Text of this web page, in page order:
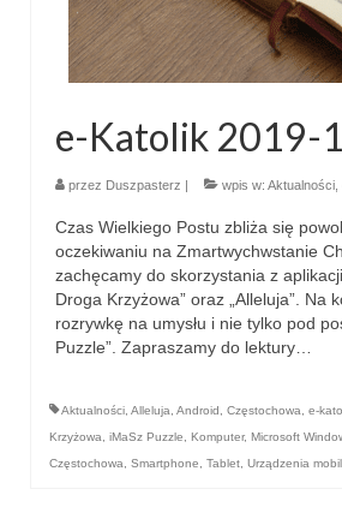
Nasz patron
Kościół Rektoracki
Niezbędnik Katolika
Kaplica Adoracji
Pracownicy
e-Katolik
Nabożeństwa
e-Katolik 2019-
przez Duszpasterz wpis w: Aktualności
Czas Wielkiego Postu zbliża się
oczekiwaniu na Zmartwychwstanie
zachęcamy do skorzystania z
Droga Krzyżowa” oraz „Alleluja”. Na
rozrywkę na umysłu i nie tylko pod
Puzzle”. Zapraszamy do lektury…
Aktualności, Alleluja, Android, Częstochowa, e-
Krzyżowa, iMaSz Puzzle, Komputer, Microsoft
Częstochowa, Smartphone, Tablet, Urządzenia